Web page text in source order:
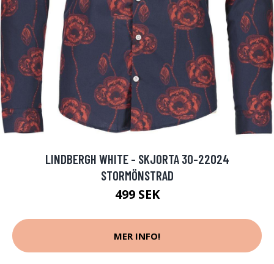
LINDBERGH WHITE - SKJORTA 30-22024
STORMÖNSTRAD
499 SEK
MER INFO!